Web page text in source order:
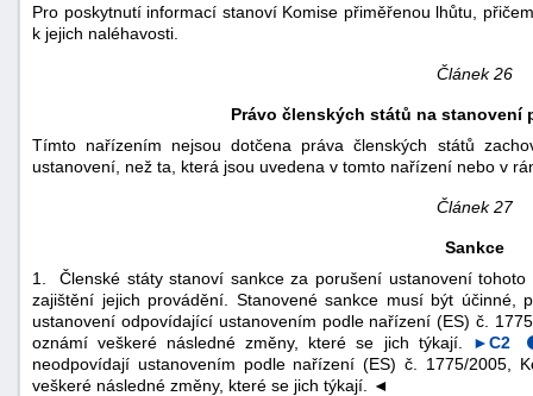
Pro poskytnutí informací stanoví Komise přiměřenou lhůtu,
k jejich naléhavosti.
Článek 26
Právo členských států na stanovení
Tímto nařízením nejsou dotčena práva členských států
ustanovení, než ta, která jsou uvedena v tomto nařízení nebo v
Článek 27
Sankce
1. Členské státy stanoví sankce za porušení ustanovení
zajištění jejich provádění. Stanovené sankce musí být účinné,
ustanovení odpovídající ustanovením podle nařízení (ES) č.
oznámí veškeré následné změny, které se jich týkají.
►C2
neodpovídají ustanovením podle nařízení (ES) č. 1775/2005,
veškeré následné změny, které se jich týkají.
◄